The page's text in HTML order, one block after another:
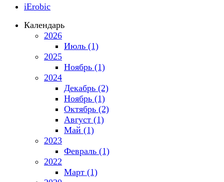
iErobic
Календарь
2026
Июль (1)
2025
Ноябрь (1)
2024
Декабрь (2)
Ноябрь (1)
Октябрь (2)
Август (1)
Май (1)
2023
Февраль (1)
2022
Март (1)